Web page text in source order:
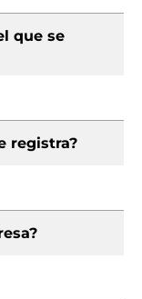
que se
registra?